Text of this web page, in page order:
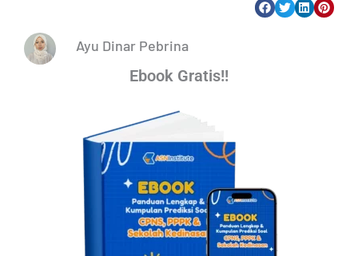
Ayu Dinar Pebrina
Ebook Gratis!!